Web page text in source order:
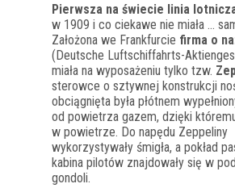
Pierwsza na świecie linia
w 1909 i co ciekawe nie miała …
Założona we Frankfurcie firma o
(Deutsche Luftschiffahrts-
miała na wyposażeniu tylko tzw.
sterowce o sztywnej konstrukcji
obciągnięta była płótnem
od powietrza gazem, dzięki
w powietrze. Do napędu Zeppeliny
wykorzystywały śmigła, a pokład
kabina pilotów znajdowały się w
gondoli.